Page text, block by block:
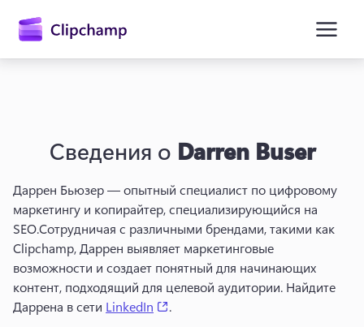
содержимому
Войти
Попробовать бесплатно
Сведения о Darren Buser
Даррен Бьюзер — опытный специалист по цифровому
маркетингу и копирайтер, специализирующийся на
SEO.Сотрудничая с различными брендами, такими как
Clipchamp, Даррен выявляет маркетинговые
возможности и создает понятный для начинающих
контент, подходящий для целевой аудитории. Найдите
Даррена в сети LinkedIn .